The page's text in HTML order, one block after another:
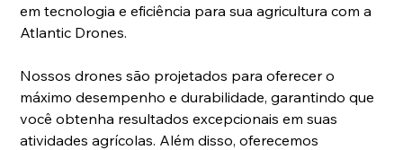
em tecnologia e eficiência para sua agricultura com a
Atlantic Drones.
Nossos drones são projetados para oferecer o
máximo desempenho e durabilidade, garantindo que
você obtenha resultados excepcionais em suas
atividades agrícolas. Além disso, oferecemos